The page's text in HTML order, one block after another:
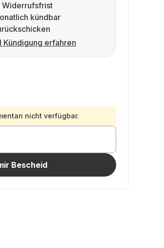
Widerrufsfrist
kündbar
Kündigung erfahren
nicht verfügbar.
Bescheid